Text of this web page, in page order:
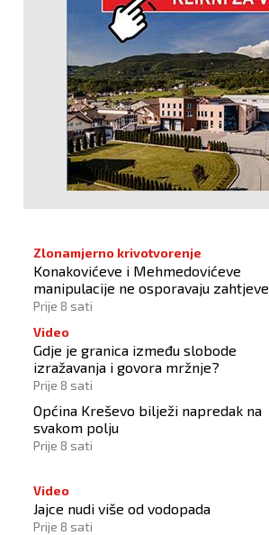
Zlonamjerno krivotvorenje
Konakovićeve i Mehmedovićeve
manipulacije ne osporavaju zahtjeve
Hrvata
Prije 8 sati
Video
Gdje je granica između slobode
izražavanja i govora mržnje?
Prije 8 sati
Općina Kreševo bilježi napredak na
svakom polju
Prije 8 sati
Video
Jajce nudi više od vodopada
Prije 8 sati